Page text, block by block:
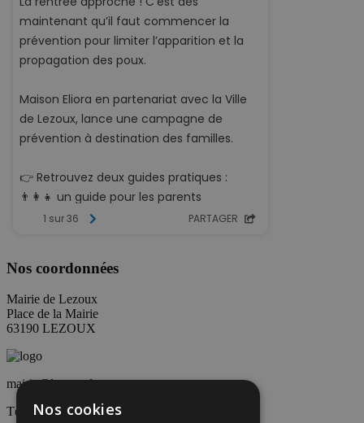
Nos coordonnées
Mairie de Lezoux
Place de la Mairie
63190 LEZOUX
mairie@lezoux.fr
Tél : 04 73 73 01 00
Nos cookies